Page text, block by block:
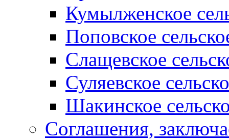
Кумылженское
Поповское
Слащевское
Суляевское
Шакинское
Соглашения,